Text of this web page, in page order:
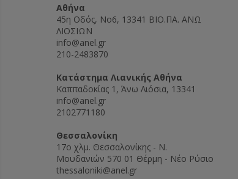
Αθήνα
45η Οδός, Νο6, 13341 ΒΙΟ.ΠΑ. ΑΝΩ
ΛΙΟΣΙΩΝ
info@anel.gr
210-2483870
Kατάστημα Λιανικής Αθήνα
Καππαδοκίας 1, Άνω Λιόσια, 13341
info@anel.gr
2102771180
Θεσσαλονίκη
17ο χλμ. Θεσσαλονίκης - Ν.
Μουδανιών 570 01 Θέρμη - Νέο Ρύσιο
thessaloniki@anel.gr